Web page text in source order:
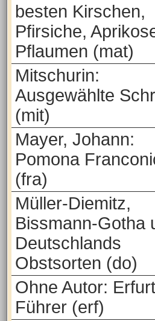
besten Kirschen,
Pfirsiche,
Pflaumen (mat)
Mitschurin:
Ausgewählte
(mit)
Mayer, Johann:
Pomona
(fra)
Müller-Diemitz,
Bissmann-Gotha
Deutschlands
Obstsorten (do)
Ohne Autor:
Führer (erf)